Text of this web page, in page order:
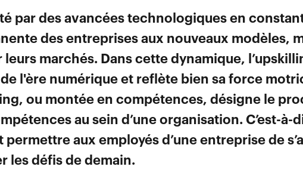
par des avancées technologiques en
des entreprises aux nouveaux modèles,
marchés. Dans cette dynamique,
l'ère numérique et reflète bien sa force
ou montée en compétences, désigne le
au sein d’une organisation. C’est-à-
aux employés d’une entreprise de
les défis de demain.